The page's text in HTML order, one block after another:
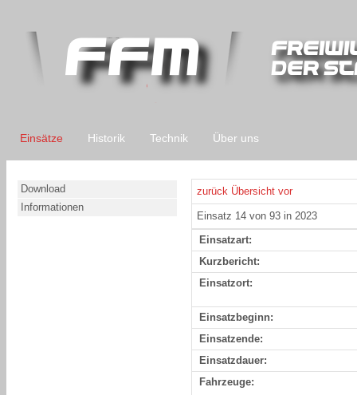
Einsätze Historik Technik Über uns
Download
Informationen
zurück Übersicht vor
Einsatz 14 von 93 in 2023
Einsatzart:
Kurzbericht:
Einsatzort:
Einsatzbeginn:
Einsatzende:
Einsatzdauer:
Fahrzeuge: